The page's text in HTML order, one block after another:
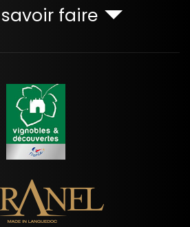
faire